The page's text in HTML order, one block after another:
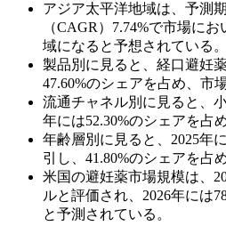
アジア太平洋地域は、予測
（CAGR）7.74%で市場に
域になると予想されている。
製品別に見ると、経口避妊
47.60%のシェアを占め、市
流通チャネル別に見ると、
年には52.30%のシェアを占
年齢層別に見ると、2025年
引し、41.80%のシェアを占
米国の避妊薬市場規模は、
ルと評価され、2026年には
と予測されている。